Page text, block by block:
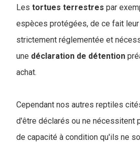
Les tortues terrestres par
espèces protégées, de ce fait
strictement réglementée et
une déclaration de détention
achat.
Cependant nos autres reptiles
d'être déclarés ou ne nécessitent
de capacité à condition qu'ils ne